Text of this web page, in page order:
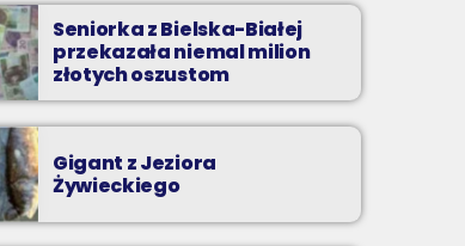
Seniorka z Bielska-Białej
przekazała niemal milion
złotych oszustom
Gigant z Jeziora
Żywieckiego